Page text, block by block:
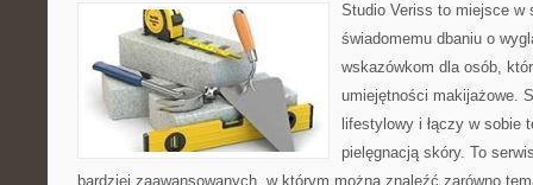
Studio Veriss to miejsce w
świadomemu dbaniu o
wskazówkom dla osób,
umiejętności makijażowe.
lifestylowy i łączy w sobie
pielęgnacją skóry. To
bardziej zaawansowanych, w którym można znaleźć zarówno